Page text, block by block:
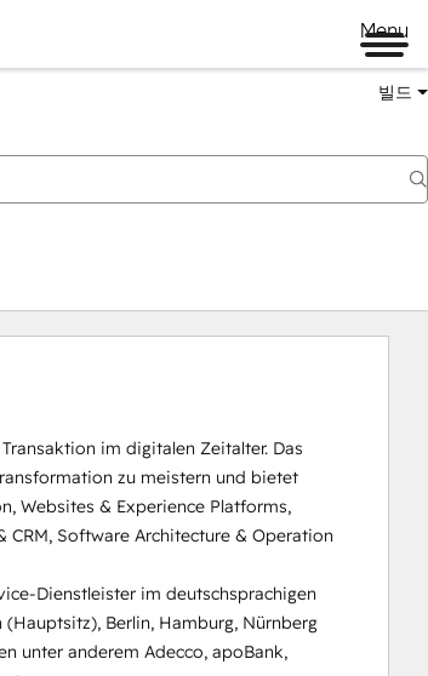
Menu
빌드
im digitalen Zeitalter. Das
zu meistern und bietet
Websites & Experience Platforms,
Software Architecture & Operation
Dienstleister im deutschsprachigen
Berlin, Hamburg, Nürnberg
unter anderem Adecco, apoBank,